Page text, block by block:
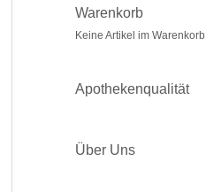
Warenkorb
Keine Artikel im Warenkorb
Apothekenqualität
Über Uns